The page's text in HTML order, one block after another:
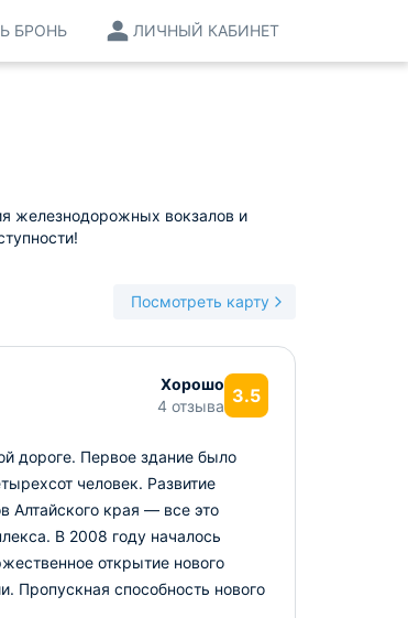
ЛИЧНЫЙ КАБИНЕТ
БРОНЬ
железнодорожных вокзалов и
Посмотреть карту
Хорошо
4 отзыва 3.5
дороге. Первое здание было
человек. Развитие
Алтайского края — все это
В 2008 году началось
открытие нового
Пропускная способность нового